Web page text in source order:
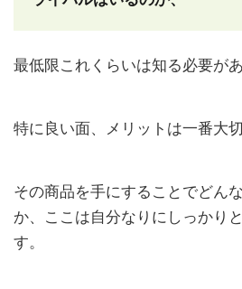
ル
イ
善
2.2
最低限これくらいは知る必要があ
特に良い面、メリットは一番大切
その商品を手にすることでどん
か、ここは自分なりにしっかり
す。